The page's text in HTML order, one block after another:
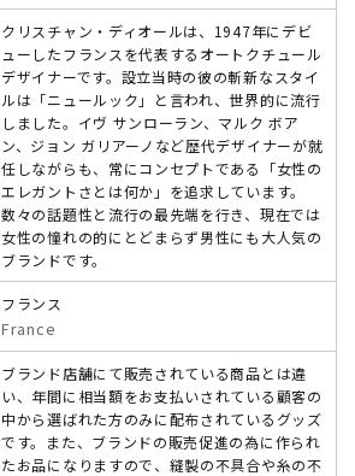
クリスチャン・ディオールは、1947年にデビ
ューしたフランスを代表するオートクチュール
デザイナーです。設立当時の彼の斬新なスタイ
ルは「ニュールック」と言われ、世界的に流行
しました。イヴ サンローラン、マルク ボア
ン、ジョン ガリアーノなど歴代デザイナーが就
任しながらも、常にコンセプトである「女性の
エレガントさとは何か」を追求しています。
数々の話題性と流行の最先端を行き、現在では
女性の憧れの的にとどまらず男性にも大人気の
ブランドです。
フランス
France
ブランド店舗にて販売されている商品とは違
い、年間に相当額をお支払いされている顧客の
中から選ばれた方のみに配布されているグッズ
です。また、ブランドの販売促進の為に作られ
たお品になりますので、縫製の不具合や糸の不